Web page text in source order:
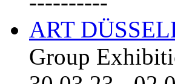
ART
Group